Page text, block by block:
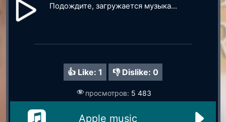
Подождите, загружается музыка...
👍 Like: 1 👎 Dislike: 0
просмотров: 5 483
Apple music